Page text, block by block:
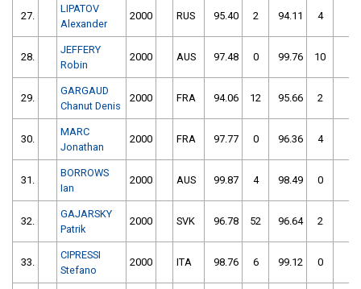
27.
LIPATOV
Alexander
2000 RUS 95.40 2 94.11 4
28.
JEFFERY
Robin
2000 AUS 97.48 0 99.76 10
29.
GARGAUD
Chanut Denis
2000 FRA 94.06 12 95.66 2
30.
MARC
Jonathan
2000 FRA 97.77 0 96.36 4
31.
BORROWS
Ian
2000 AUS 99.87 4 98.49 0
32.
GAJARSKY
Patrik
2000 SVK 96.78 52 96.64 2
33.
CIPRESSI
Stefano
2000 ITA 98.76 6 99.12 0